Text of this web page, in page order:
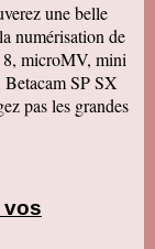
•
Médoc
•
•
de-
de
une belle
numérisation de
microMV, mini
SP SX
pas les grandes
vos